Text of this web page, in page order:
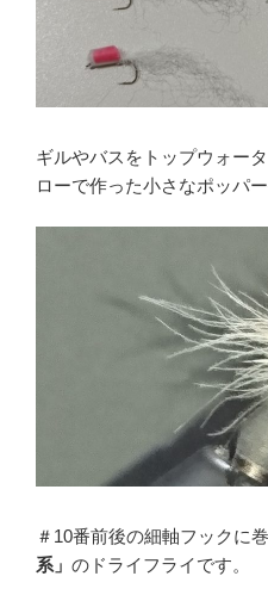
ギルやバスをトップウォー
ローで作った小さなポッパー
＃10番前後の細軸フックに
系」 のドライフライです。